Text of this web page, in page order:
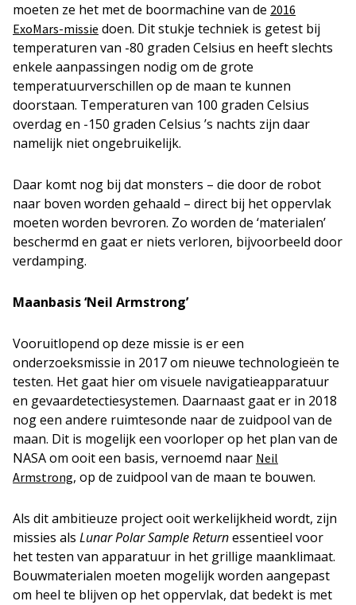
moeten ze het met de boormachine van de 2016
ExoMars-missie doen. Dit stukje techniek is getest bij
temperaturen van -80 graden Celsius en heeft slechts
enkele aanpassingen nodig om de grote
temperatuurverschillen op de maan te kunnen
doorstaan. Temperaturen van 100 graden Celsius
overdag en -150 graden Celsius ’s nachts zijn daar
namelijk niet ongebruikelijk.
Daar komt nog bij dat monsters – die door de robot
naar boven worden gehaald – direct bij het oppervlak
moeten worden bevroren. Zo worden de ‘materialen’
beschermd en gaat er niets verloren, bijvoorbeeld door
verdamping.
Maanbasis ‘Neil Armstrong’
Vooruitlopend op deze missie is er een
onderzoeksmissie in 2017 om nieuwe technologieën te
testen. Het gaat hier om visuele navigatieapparatuur
en gevaardetectiesystemen. Daarnaast gaat er in 2018
nog een andere ruimtesonde naar de zuidpool van de
maan. Dit is mogelijk een voorloper op het plan van de
NASA om ooit een basis, vernoemd naar Neil
Armstrong, op de zuidpool van de maan te bouwen.
Als dit ambitieuze project ooit werkelijkheid wordt, zijn
missies als Lunar Polar Sample Returnessentieel voor
het testen van apparatuur in het grillige maanklimaat.
Bouwmaterialen moeten mogelijk worden aangepast
om heel te blijven op het oppervlak, dat bedekt is met